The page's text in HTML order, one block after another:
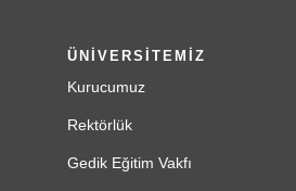
ÜNİVERSİTEMİZ
Kurucumuz
Rektörlük
Gedik Eğitim Vakfı